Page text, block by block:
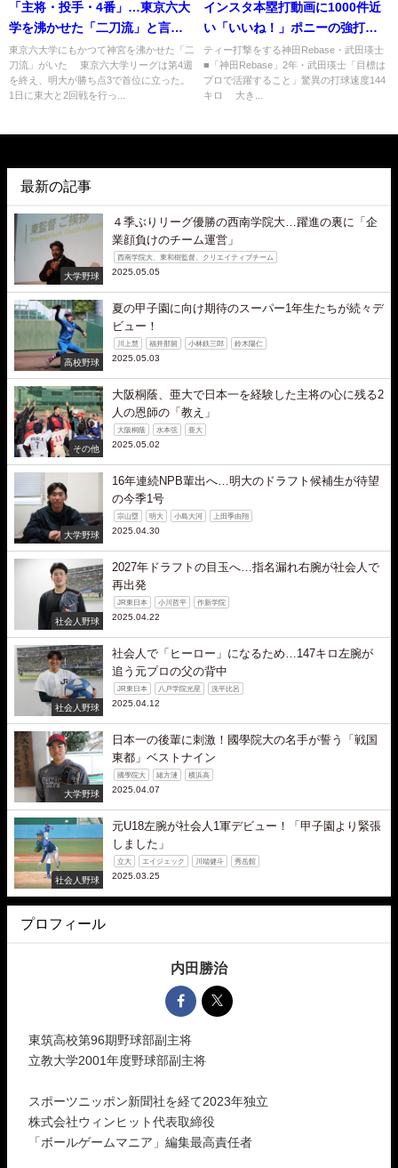
「主将・投手・4番」…東京六大
学を沸かせた「二刀流」と言え
ば
東京六大学にもかつて神宮を沸かせた「二
刀流」がいた 東京六大学リーグは第4週
を終え、明大が勝ち点3で首位に立った。
1日に東大と2回戦を行っ...
インスタ本塁打動画に1000件近
い「いいね！」ポニーの強打者
に秘めた無限の可能性
ティー打撃をする神田Rebase・武田瑛士
■「神田Rebase」2年・武田瑛士「目標は
プロで活躍すること」驚異の打球速度144
キロ 大き...
最新の記事
大学野球
４季ぶりリーグ優勝の西南学院大…躍進の裏に「企
業顔負けのチーム運営」
西南学院大、東和樹監督、クリエイティブチーム
2025.05.05
高校野球
夏の甲子園に向け期待のスーパー1年生たちが続々デ
ビュー！
川上慧 福井那留 小林鉄三郎 鈴木陽仁
2025.05.03
その他
大阪桐蔭、亜大で日本一を経験した主将の心に残る2
人の恩師の「教え」
大阪桐蔭 水本弦 亜大
2025.05.02
大学野球
16年連続NPB輩出へ…明大のドラフト候補生が待望
の今季1号
宗山塁 明大 小島大河 上田季由翔
2025.04.30
社会人野球
2027年ドラフトの目玉へ…指名漏れ右腕が社会人で
再出発
JR東日本 小川哲平 作新学院
2025.04.22
社会人野球
社会人で「ヒーロー」になるため…147キロ左腕が
追う元プロの父の背中
JR東日本 八戸学院光星 洗平比呂
2025.04.12
大学野球
日本一の後輩に刺激！國學院大の名手が誓う「戦国
東都」ベストナイン
國學院大 緒方漣 横浜高
2025.04.07
社会人野球
元U18左腕が社会人1軍デビュー！「甲子園より緊張
しました」
立大 エイジェック 川端健斗 秀岳館
2025.03.25
プロフィール
内田勝治
東筑高校第96期野球部副主将
立教大学2001年度野球部副主将
スポーツニッポン新聞社を経て2023年独立
株式会社ウィンヒット代表取締役
「ボールゲームマニア」編集最高責任者